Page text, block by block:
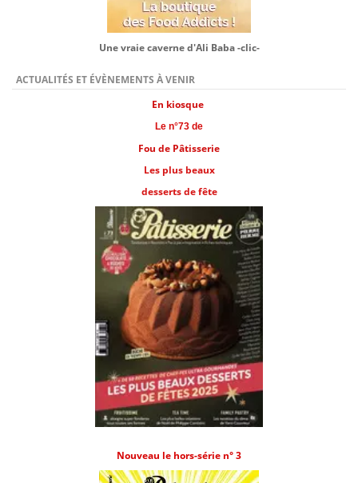
Une vraie caverne d'Ali Baba -clic-
ACTUALITÉS ET ÉVÈNEMENTS À VENIR
En kiosque
Le n°73 de
Fou de Pâtisserie
Les plus beaux
desserts de fête
Nouveau le hors-série n° 3